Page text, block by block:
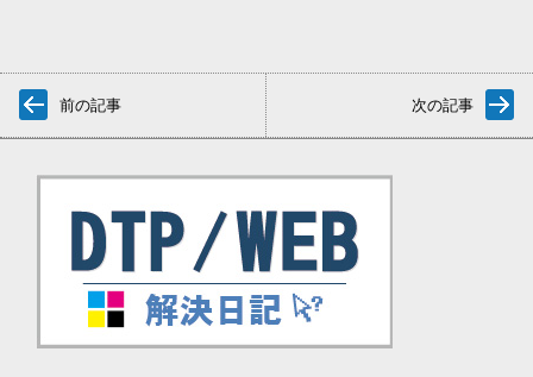
前の記事 次の記事